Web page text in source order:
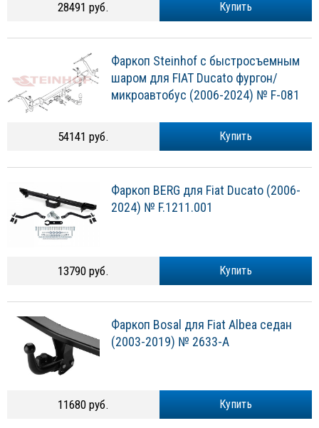
Купить
28491 руб.
Фаркоп Steinhof с быстросъемным
шаром для FIAT Ducato фургон/
микроавтобус (2006-2024) № F-081
Купить
54141 руб.
Фаркоп BERG для Fiat Ducato (2006-
2024) № F.1211.001
Купить
13790 руб.
Фаркоп Bosal для Fiat Albea седан
(2003-2019) № 2633-A
Купить
11680 руб.